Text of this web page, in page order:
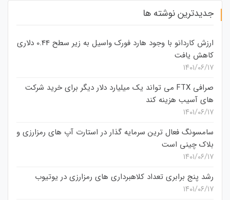
جدیدترین نوشته ها
ارزش کاردانو با وجود هارد فورک واسیل به زیر سطح 0.44 دلاری
کاهش یافت
۱۴۰۱/۰۶/۱۷
صرافی FTX می تواند یک میلیارد دلار دیگر برای خرید شرکت
های آسیب هزینه کند
۱۴۰۱/۰۶/۱۷
سامسونگ فعال‌ ترین سرمایه‌ گذار در استارت‌ آپ‌ های رمزارزی و
بلاک چینی است
۱۴۰۱/۰۶/۱۷
رشد پنج برابری تعداد کلاهبرداری های رمزارزی در یوتیوب
۱۴۰۱/۰۶/۱۷